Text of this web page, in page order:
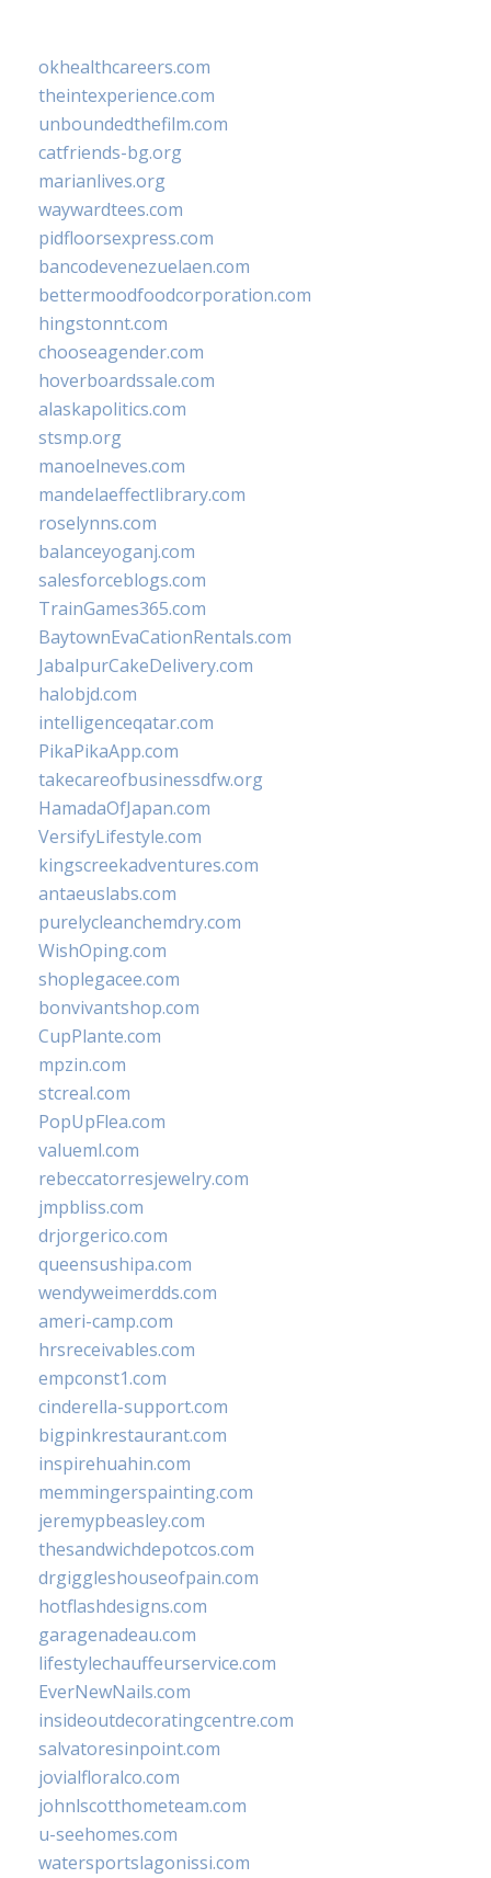
okhealthcareers.com
theintexperience.com
unboundedthefilm.com
catfriends-bg.org
marianlives.org
waywardtees.com
pidfloorsexpress.com
bancodevenezuelaen.com
bettermoodfoodcorporation.com
hingstonnt.com
chooseagender.com
hoverboardssale.com
alaskapolitics.com
stsmp.org
manoelneves.com
mandelaeffectlibrary.com
roselynns.com
balanceyoganj.com
salesforceblogs.com
TrainGames365.com
BaytownEvaCationRentals.com
JabalpurCakeDelivery.com
halobjd.com
intelligenceqatar.com
PikaPikaApp.com
takecareofbusinessdfw.org
HamadaOfJapan.com
VersifyLifestyle.com
kingscreekadventures.com
antaeuslabs.com
purelycleanchemdry.com
WishOping.com
shoplegacee.com
bonvivantshop.com
CupPlante.com
mpzin.com
stcreal.com
PopUpFlea.com
valueml.com
rebeccatorresjewelry.com
jmpbliss.com
drjorgerico.com
queensushipa.com
wendyweimerdds.com
ameri-camp.com
hrsreceivables.com
empconst1.com
cinderella-support.com
bigpinkrestaurant.com
inspirehuahin.com
memmingerspainting.com
jeremypbeasley.com
thesandwichdepotcos.com
drgiggleshouseofpain.com
hotflashdesigns.com
garagenadeau.com
lifestylechauffeurservice.com
EverNewNails.com
insideoutdecoratingcentre.com
salvatoresinpoint.com
jovialfloralco.com
johnlscotthometeam.com
u-seehomes.com
watersportslagonissi.com